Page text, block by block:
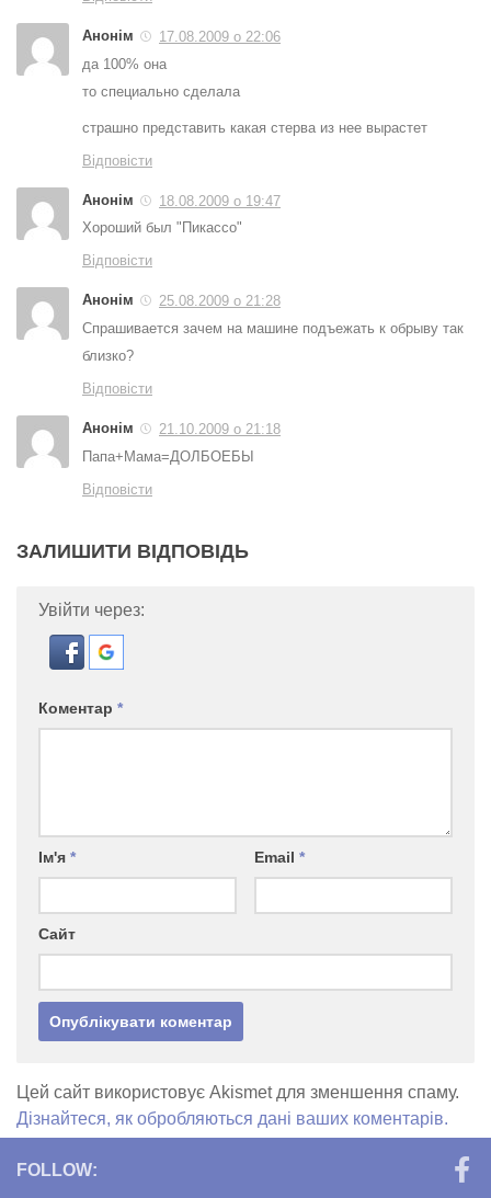
Анонім
17.08.2009 о 22:06
да 100% она
то специально сделала
страшно представить какая стерва из нее вырастет
Відповісти
Анонім
18.08.2009 о 19:47
Хороший был "Пикассо"
Відповісти
Анонім
25.08.2009 о 21:28
Спрашивается зачем на машине подъежать к обрыву так
близко?
Відповісти
Анонім
21.10.2009 о 21:18
Папа+Мама=ДОЛБОЕБЫ
Відповісти
ЗАЛИШИТИ ВІДПОВІДЬ
Увійти через:
Коментар *
Ім'я * Email *
Сайт
Цей сайт використовує Akismet для зменшення спаму.
Дізнайтеся, як обробляються дані ваших коментарів.
FOLLOW: